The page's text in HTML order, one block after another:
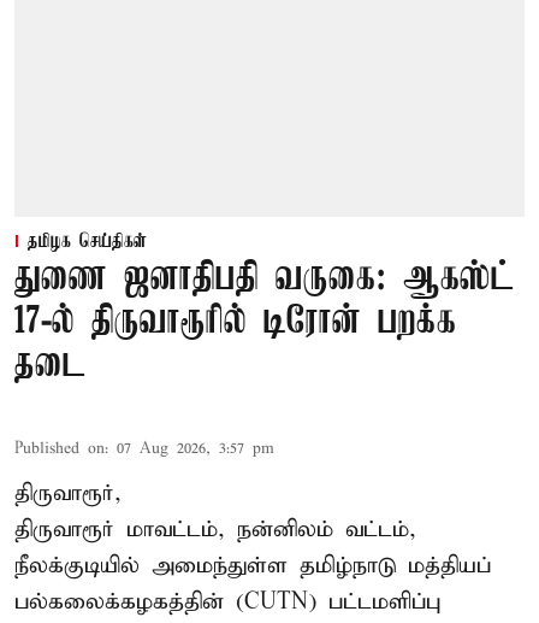
தமிழக செய்திகள்
துணை ஜனாதிபதி வருகை: ஆகஸ்ட்
17-ல் திருவாரூரில் டிரோன் பறக்க
தடை
Published on: 07 Aug 2026, 3:57 pm
திருவாரூர்,
திருவாரூர் மாவட்டம், நன்னிலம் வட்டம்,
நீலக்குடியில் அமைந்துள்ள தமிழ்நாடு மத்தியப்
பல்கலைக்கழகத்தின் (CUTN) பட்டமளிப்பு